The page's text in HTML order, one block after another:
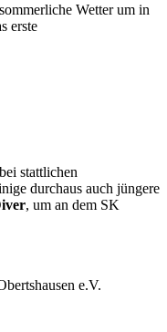
Wetter um in
erste
stattlichen
durchaus auch jüngere
, um an dem SK
e.V.